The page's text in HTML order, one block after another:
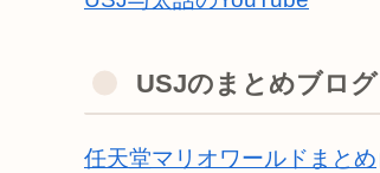
USJのまとめブログ
任天堂マリオワールドまとめ